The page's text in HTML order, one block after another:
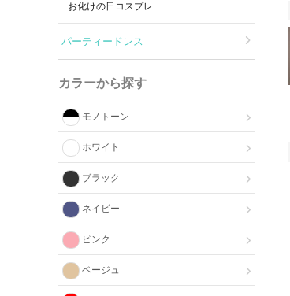
お化けの日コスプレ
パーティードレス
カラーから探す
モノトーン
ホワイト
ブラック
ネイビー
ピンク
ベージュ